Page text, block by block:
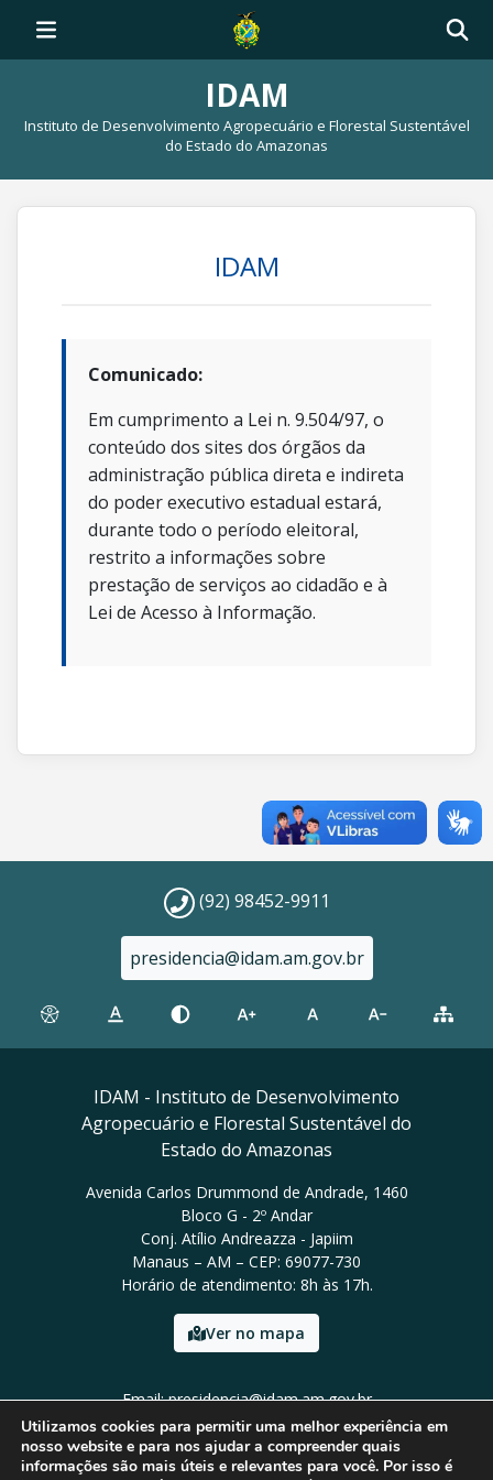
IDAM
Instituto de Desenvolvimento Agropecuário e Florestal Sustentável
do Estado do Amazonas
IDAM
Comunicado:
Em cumprimento a Lei n. 9.504/97, o
conteúdo dos sites dos órgãos da
administração pública direta e indireta
do poder executivo estadual estará,
durante todo o período eleitoral,
restrito a informações sobre
prestação de serviços ao cidadão e à
Lei de Acesso à Informação.
(92) 98452-9911
presidencia@idam.am.gov.br
IDAM - Instituto de Desenvolvimento
Agropecuário e Florestal Sustentável do
Estado do Amazonas
Avenida Carlos Drummond de Andrade, 1460
Bloco G - 2º Andar
Conj. Atílio Andreazza - Japiim
Manaus – AM – CEP: 69077-730
Horário de atendimento: 8h às 17h.
Ver no mapa
Email: presidencia@idam.am.gov.br
Tel: (92) 98452-9911
Utilizamos cookies para permitir uma melhor experiência em
nosso website e para nos ajudar a compreender quais
informações são mais úteis e relevantes para você. Por isso é